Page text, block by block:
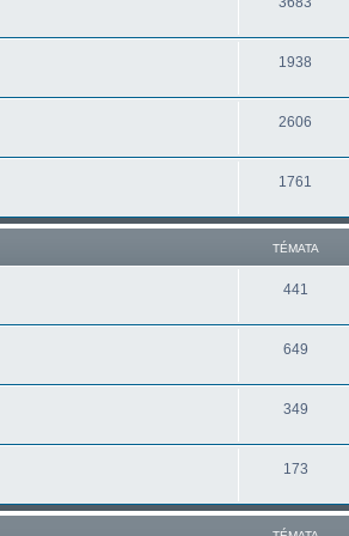
1938
2606
1761
TÉMATA
441
649
349
173